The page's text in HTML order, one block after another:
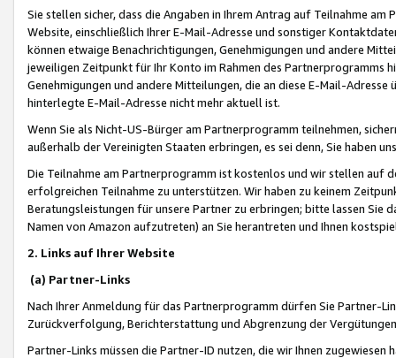
Sie stellen sicher, dass die Angaben in Ihrem Antrag auf Teilnahme
Website, einschließlich Ihrer E-Mail-Adresse und sonstiger
können etwaige Benachrichtigungen, Genehmigungen und andere
jeweiligen Zeitpunkt für Ihr Konto im Rahmen des Partnerprogramms
Genehmigungen und andere Mitteilungen, die an diese E-Mail-
hinterlegte E-Mail-Adresse nicht mehr aktuell ist.
Wenn Sie als Nicht-US-Bürger am Partnerprogramm teilnehmen,
außerhalb der Vereinigten Staaten erbringen, es sei denn, Sie haben
Die Teilnahme am Partnerprogramm ist kostenlos und wir stellen auf
erfolgreichen Teilnahme zu unterstützen. Wir haben zu keinem
Beratungsleistungen für unsere Partner zu erbringen; bitte lassen Sie
Namen von Amazon aufzutreten) an Sie herantreten und Ihnen
2. Links auf Ihrer Website
(a) Partner-Links
Nach Ihrer Anmeldung für das Partnerprogramm dürfen Sie Partner-
Zurückverfolgung, Berichterstattung und Abgrenzung der
Partner-Links müssen die Partner-ID nutzen, die wir Ihnen zugewiesen